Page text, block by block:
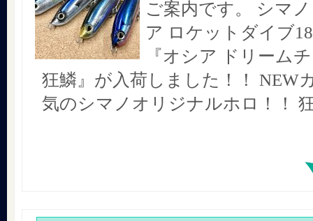
ご案内です。 シマ
ア ロケットダイブ
『オシア ドリーム
狂鱗』が入荷しました！！ NEW
気のシマノオリジナルホロ！！